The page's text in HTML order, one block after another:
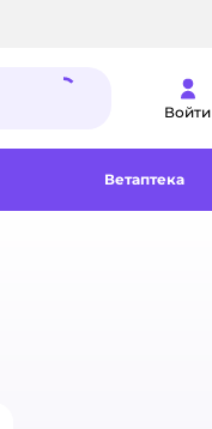
Войти
Ветаптека